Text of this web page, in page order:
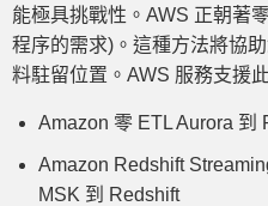
能極具挑戰性。AWS 正朝著
程序的需求)。這種方法將協
料駐留位置。AWS 服務支援
Amazon 零 ETL Aurora 到
Amazon Redshift
MSK 到 Redshift